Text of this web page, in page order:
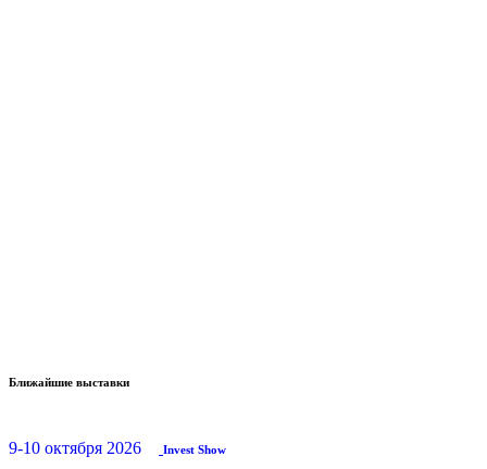
Ближайшие выставки
9-10 октября 2026 Invest Show